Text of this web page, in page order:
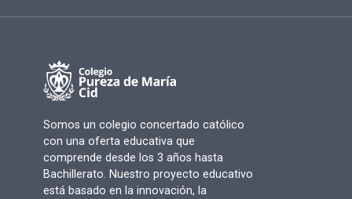
Somos un colegio concertado católico
con una oferta educativa que
comprende desde los 3 años hasta
Bachillerato. Nuestro proyecto educativo
está basado en la innovación, la